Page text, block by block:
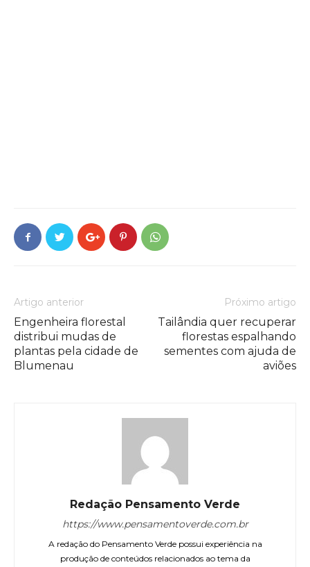
Artigo anterior
Engenheira florestal
distribui mudas de
plantas pela cidade de
Blumenau
Próximo artigo
Tailândia quer recuperar
florestas espalhando
sementes com ajuda de
aviões
Redação Pensamento Verde
https://www.pensamentoverde.com.br
A redação do Pensamento Verde possui experiência na
produção de conteúdos relacionados ao tema da